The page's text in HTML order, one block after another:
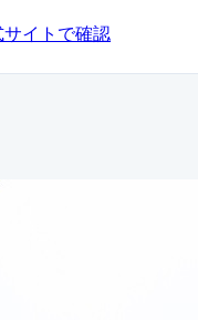
イトで確認